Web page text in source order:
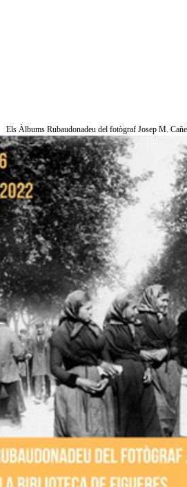
Els Àlbums Rubaudonadeu del fotògraf Josep M.